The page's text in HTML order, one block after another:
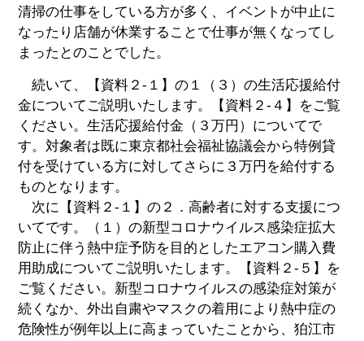
清掃の仕事をしている方が多く、イベントが中止に
なったり店舗が休業することで仕事が無くなってし
まったとのことでした。
続いて、【資料２-１】の１（３）の生活応援給付
金についてご説明いたします。【資料２-４】をご覧
ください。生活応援給付金（３万円）についてで
す。対象者は既に東京都社会福祉協議会から特例貸
付を受けている方に対してさらに３万円を給付する
ものとなります。
次に【資料２-１】の２．高齢者に対する支援につ
いてです。（１）の新型コロナウイルス感染症拡大
防止に伴う熱中症予防を目的としたエアコン購入費
用助成についてご説明いたします。【資料２-５】を
ご覧ください。新型コロナウイルスの感染症対策が
続くなか、外出自粛やマスクの着用により熱中症の
危険性が例年以上に高まっていたことから、狛江市